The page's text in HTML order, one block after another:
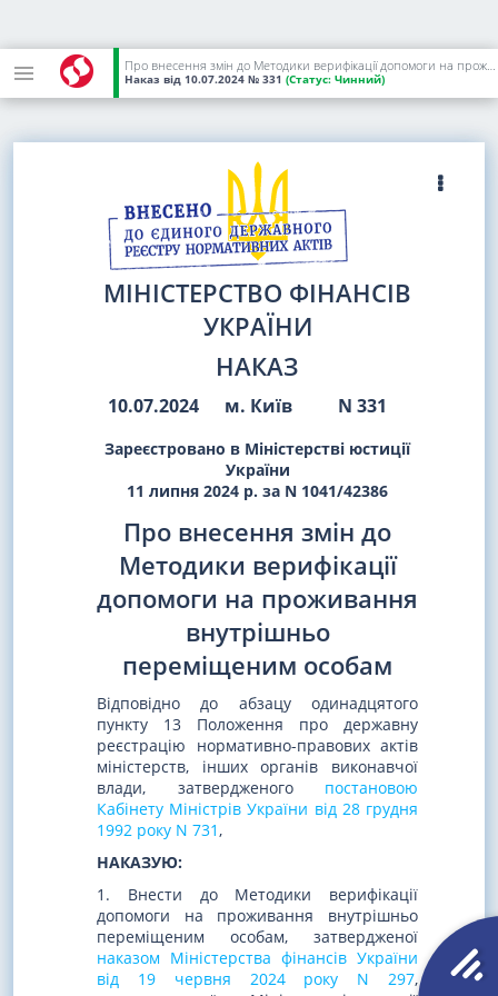
Про внесення змін до Методики верифікації допомоги на проживання внутрішньо переміщеним особам
Наказ від 10.07.2024 № 331 (Статус: Чинний)
МІНІСТЕРСТВО ФІНАНСІВ
УКРАЇНИ
НАКАЗ
10.07.2024 м. Київ N 331
Зареєстровано в Міністерстві юстиції
України
11 липня 2024 р. за N 1041/42386
Про внесення змін до
Методики верифікації
допомоги на проживання
внутрішньо
переміщеним особам
Відповідно до абзацу одинадцятого
пункту 13 Положення про державну
реєстрацію нормативно-правових актів
міністерств, інших органів виконавчої
влади, затвердженого постановою
Кабінету Міністрів України від 28 грудня
1992 року N 731,
НАКАЗУЮ:
1. Внести до Методики верифікації
допомоги на проживання внутрішньо
переміщеним особам, затвердженої
наказом Міністерства фінансів України
від 19 червня 2024 року N 297,